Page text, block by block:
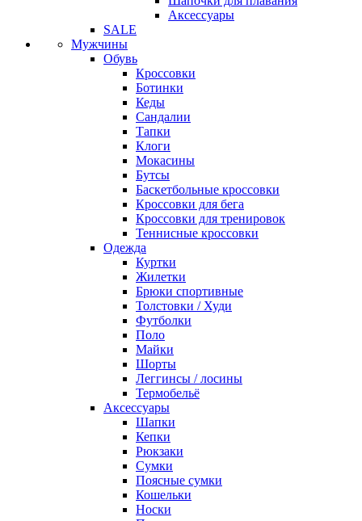
Аксессуары
SALE
Мужчины
Обувь
Кроссовки
Ботинки
Кеды
Сандалии
Тапки
Клоги
Мокасины
Бутсы
Баскетбольные кроссовки
Кроссовки для бега
Кроссовки для тренировок
Теннисные кроссовки
Одежда
Куртки
Жилетки
Брюки спортивные
Толстовки / Худи
Футболки
Поло
Майки
Шорты
Леггинсы / лосины
Термобельё
Аксессуары
Шапки
Кепки
Рюкзаки
Сумки
Поясные сумки
Кошельки
Носки